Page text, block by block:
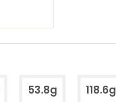
53.8g 118.6g